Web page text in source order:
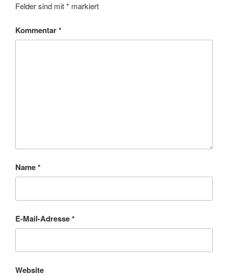
Felder sind mit* markiert
Kommentar*
Name*
E-Mail-Adresse*
Website